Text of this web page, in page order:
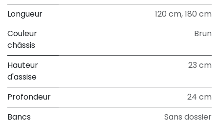
Longueur 120 cm,180 cm
Couleur
châssis
Brun
Hauteur
d'assise
23 cm
Profondeur
24 cm
Bancs
Sans dossier